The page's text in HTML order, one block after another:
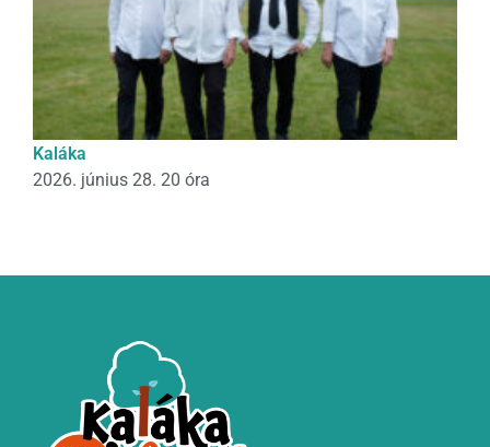
Kaláka
2026. június 28. 20 óra